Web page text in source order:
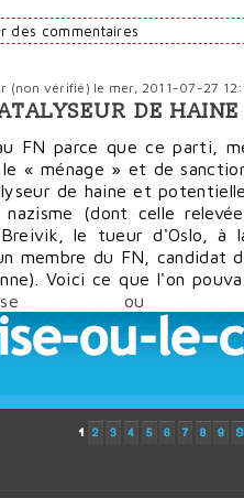
des commentaires
(non vérifié) le mer, 2011-07-27
DE HAINE
FN parce que ce parti,
« ménage » et de
de haine et
nazisme (dont celle
le tueur d'Oslo, à
membre du FN, candidat
Voici ce que l'on
ou